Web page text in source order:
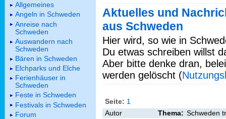
Aktuelles und
aus Schweden
Hier wird, so wie in
Du etwas schreiben willst
Aber bitte denke dran,
werden gelöscht (
Seite: 1
Autor
Thema: Schweden
Allgemeines
Angeln in Schweden
Anreise nach
Schweden
Auswandern nach
Schweden
Bären in Schweden
Elchparks und Elche
Ferienhäuser in
Schweden
Feste in Schweden
Festivals in Schweden
Forum